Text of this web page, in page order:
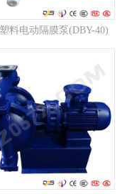
料电动隔膜泵(DBY-40)